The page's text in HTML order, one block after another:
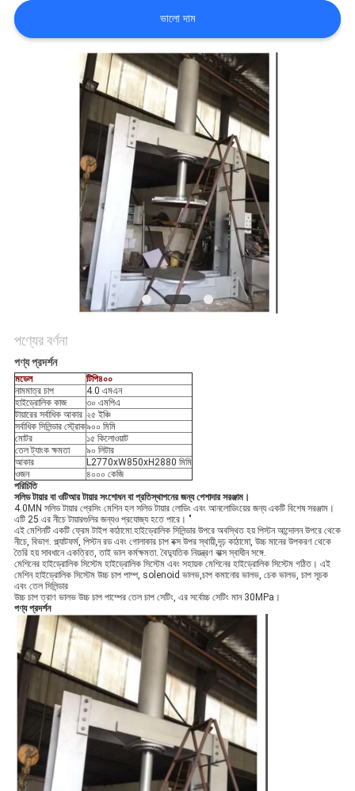
সাইট
ভালো দাম
পণ্যের বর্ণনা
পণ্য প্রদর্শন
মডেল
টিপি৪০০
নামমাত্র চাপ
4.0 এমএন
হাইড্রোলিক কাজ
৩০ এমপিএ
টায়ারের সর্বাধিক আকার ২৫ ইঞ্চি
সর্বাধিক সিলিন্ডার স্ট্রোক৯০০ মিমি
মোটর
১৫ কিলোওয়াট
তেল ট্যাংক ক্ষমতা
৯০ লিটার
আকার
L2770xW850xH2880 মিমি
ওজন
৪০০০ কেজি
পরিচিতি
সলিড টায়ার বা ওটিআর টায়ার সংশোধন বা প্রতিস্থাপনের জন্য পেশাদার সরঞ্জাম।
4.0MN সলিড টায়ার প্রেসিং মেশিন হল সলিড টায়ার লোডিং এবং আনলোডিংয়ের জন্য একটি বিশেষ সরঞ্জাম।
এটি 25 এর নীচে টায়ারগুলির জন্যও প্রযোজ্য হতে পারে। "
এই মেশিনটি একটি ফ্রেম টাইপ কাঠামো.হাইড্রোলিক সিলিন্ডার উপরে অবস্থিত হয় পিস্টন আন্দোলন উপরে থেকে
নীচে, বিভাগ. প্ল্যাটফর্ম, পিস্টন রড এবং গোলাকার চাপ বক্স উপর স্থায়ী,দৃঢ় কাঠামো, উচ্চ মানের উপকরণ থেকে
তৈরি হয় সাবধানে একত্রিত, তাই ভাল কর্মক্ষমতা. বৈদ্যুতিক নিয়ন্ত্রণ বাক্স স্বাধীন সঙ্গে.
মেশিনের হাইড্রোলিক সিস্টেম হাইড্রোলিক সিস্টেম এবং সহায়ক মেশিনের হাইড্রোলিক সিস্টেম গঠিত। এই
মেশিন হাইড্রোলিক সিস্টেম উচ্চ চাপ পাম্প, solenoid ভালভ,চাপ কমানোর ভালভ, চেক ভালভ, চাপ সূচক
এবং তেল সিলিন্ডার
উচ্চ চাপ ত্রাণ ভালভ উচ্চ চাপ পাম্পের তেল চাপ সেটিং, এর সর্বোচ্চ সেটিং মান 30MPa।
পণ্য প্রদর্শন